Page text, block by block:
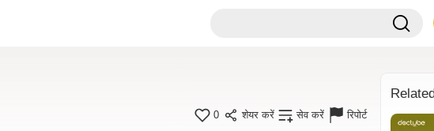
0 शेयर करें सेव करें रिपोर्ट